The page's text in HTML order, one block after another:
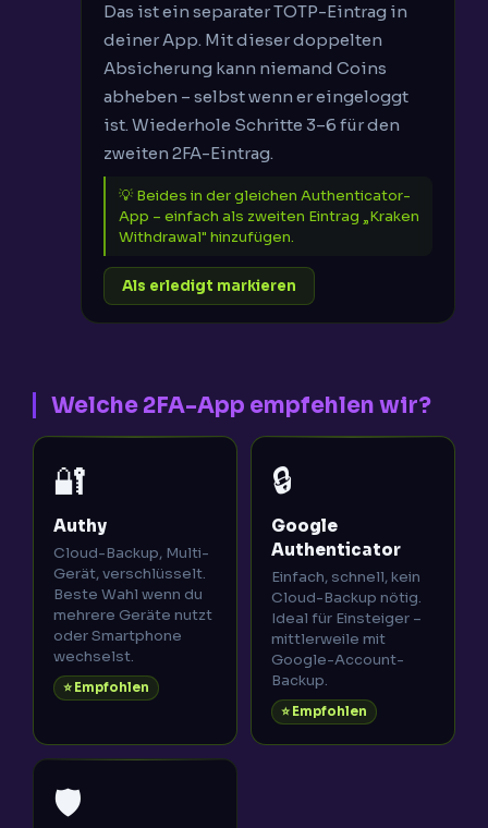
Das ist ein separater TOTP-Eintrag in
deiner App. Mit dieser doppelten
Absicherung kann niemand Coins
abheben – selbst wenn er eingeloggt
ist. Wiederhole Schritte 3–6 für den
zweiten 2FA-Eintrag.
💡 Beides in der gleichen Authenticator-
App – einfach als zweiten Eintrag „Kraken
Withdrawal" hinzufügen.
Als erledigt markieren
Welche 2FA-App empfehlen wir?
🔐
Authy
Cloud-Backup, Multi-
Gerät, verschlüsselt.
Beste Wahl wenn du
mehrere Geräte nutzt
oder Smartphone
wechselst.
⭐ Empfohlen
🔒
Google
Authenticator
Einfach, schnell, kein
Cloud-Backup nötig.
Ideal für Einsteiger –
mittlerweile mit
Google-Account-
Backup.
⭐ Empfohlen
🛡️